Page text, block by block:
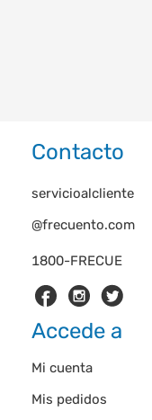
Contacto
1800-FRECUE
servicioalcliente
@frecuento.com
Accede a
Mi cuenta
Mis pedidos